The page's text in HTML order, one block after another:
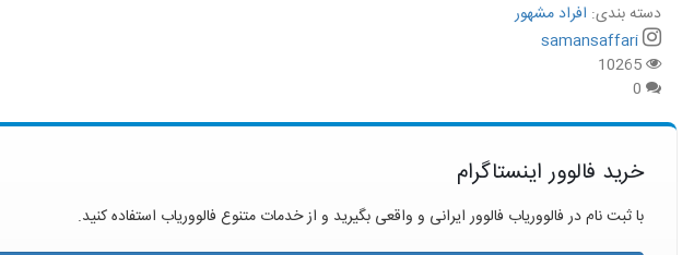
دسته بندی: افراد مشهور
samansaffari
خرید فالوور اینستاگرام
با ثبت نام در فالووریاب فالوور ایرانی و واقعی بگیرید و از خدمات متنوع فالووریاب استفاده کنید.